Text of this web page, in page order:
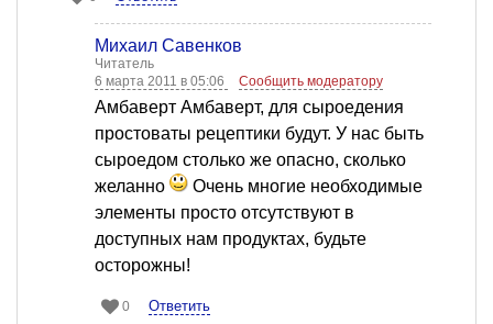
Михаил Савенков
Читатель
6 марта 2011 в 05:06
Сообщить модератору
Амбаверт Амбаверт, для сыроедения
простоваты рецептики будут. У нас быть
сыроедом столько же опасно, сколько
желанно
Очень многие необходимые
элементы просто отсутствуют в
доступных нам продуктах, будьте
осторожны!
0 Ответить